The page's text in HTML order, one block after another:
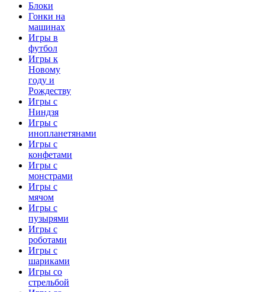
Блоки
Гонки на
машинах
Игры в
футбол
Игры к
Новому
году и
Рождеству
Игры с
Ниндзя
Игры с
инопланетянами
Игры с
конфетами
Игры с
монстрами
Игры с
мячом
Игры с
пузырями
Игры с
роботами
Игры с
шариками
Игры со
стрельбой